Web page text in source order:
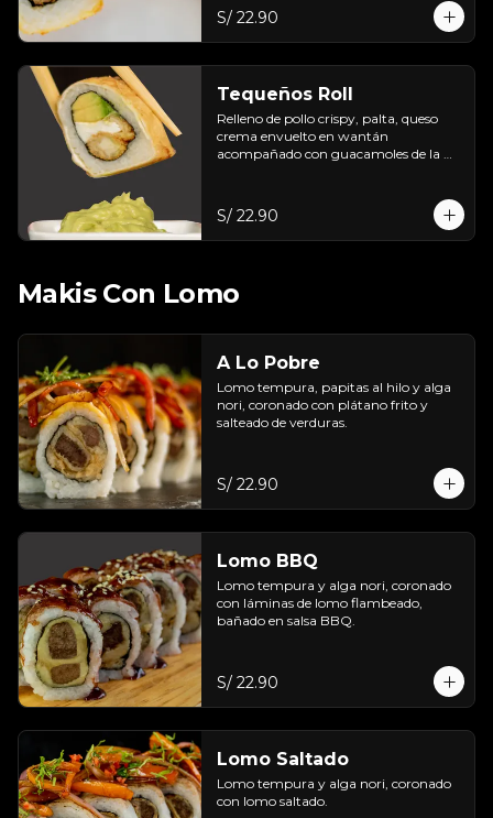
S/ 22.90
Tequeños Roll
Relleno de pollo crispy, palta, queso
crema envuelto en wantán
acompañado con guacamoles de la
S/ 22.90
Makis Con Lomo
A Lo Pobre
Lomo tempura, papitas al hilo y alga
nori, coronado con plátano frito y
salteado de verduras.
S/ 22.90
Lomo BBQ
Lomo tempura y alga nori, coronado
con láminas de lomo flambeado,
bañado en salsa BBQ.
S/ 22.90
Lomo Saltado
Lomo tempura y alga nori, coronado
con lomo saltado.